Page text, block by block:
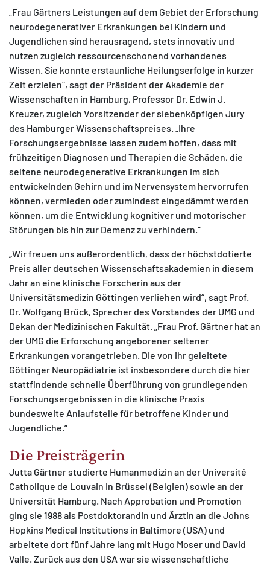
„Frau Gärtners Leistungen auf dem Gebiet der Erforschung
neurodegenerativer Erkrankungen bei Kindern und
Jugendlichen sind herausragend, stets innovativ und
nutzen zugleich ressourcenschonend vorhandenes
Wissen. Sie konnte erstaunliche Heilungserfolge in kurzer
Zeit erzielen“, sagt der Präsident der Akademie der
Wissenschaften in Hamburg, Professor Dr. Edwin J.
Kreuzer, zugleich Vorsitzender der siebenköpfigen Jury
des Hamburger Wissenschaftspreises. „Ihre
Forschungsergebnisse lassen zudem hoffen, dass mit
frühzeitigen Diagnosen und Therapien die Schäden, die
seltene neurodegenerative Erkrankungen im sich
entwickelnden Gehirn und im Nervensystem hervorrufen
können, vermieden oder zumindest eingedämmt werden
können, um die Entwicklung kognitiver und motorischer
Störungen bis hin zur Demenz zu verhindern.“
„Wir freuen uns außerordentlich, dass der höchstdotierte
Preis aller deutschen Wissenschaftsakademien in diesem
Jahr an eine klinische Forscherin aus der
Universitätsmedizin Göttingen verliehen wird“, sagt Prof.
Dr. Wolfgang Brück, Sprecher des Vorstandes der UMG und
Dekan der Medizinischen Fakultät. „Frau Prof. Gärtner hat an
der UMG die Erforschung angeborener seltener
Erkrankungen vorangetrieben. Die von ihr geleitete
Göttinger Neuropädiatrie ist insbesondere durch die hier
stattfindende schnelle Überführung von grundlegenden
Forschungsergebnissen in die klinische Praxis
bundesweite Anlaufstelle für betroffene Kinder und
Jugendliche.“
Die Preisträgerin
Jutta Gärtner studierte Humanmedizin an der Université
Catholique de Louvain in Brüssel (Belgien) sowie an der
Universität Hamburg. Nach Approbation und Promotion
ging sie 1988 als Postdoktorandin und Ärztin an die Johns
Hopkins Medical Institutions in Baltimore (USA) und
arbeitete dort fünf Jahre lang mit Hugo Moser und David
Valle. Zurück aus den USA war sie wissenschaftliche